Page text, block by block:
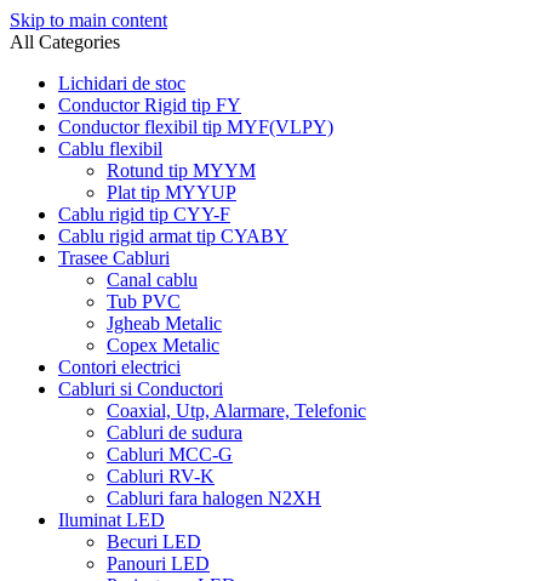
Skip to main content
All Categories
Lichidari de stoc
Conductor Rigid tip FY
Conductor flexibil tip MYF(VLPY)
Cablu flexibil
Rotund tip MYYM
Plat tip MYYUP
Cablu rigid tip CYY-F
Cablu rigid armat tip CYABY
Trasee Cabluri
Canal cablu
Tub PVC
Jgheab Metalic
Copex Metalic
Contori electrici
Cabluri si Conductori
Coaxial, Utp, Alarmare, Telefonic
Cabluri de sudura
Cabluri MCC-G
Cabluri RV-K
Cabluri fara halogen N2XH
Iluminat LED
Becuri LED
Panouri LED